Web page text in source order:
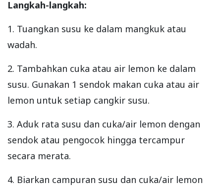
Langkah-langkah:
1. Tuangkan susu ke dalam mangkuk atau
wadah.
2. Tambahkan cuka atau air lemon ke dalam
susu. Gunakan 1 sendok makan cuka atau air
lemon untuk setiap cangkir susu.
3. Aduk rata susu dan cuka/air lemon dengan
sendok atau pengocok hingga tercampur
secara merata.
4. Biarkan campuran susu dan cuka/air lemon